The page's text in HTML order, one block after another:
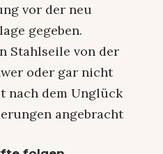
vor der neu
gegeben.
Stahlseile von der
oder gar nicht
nach dem Unglück
angebracht